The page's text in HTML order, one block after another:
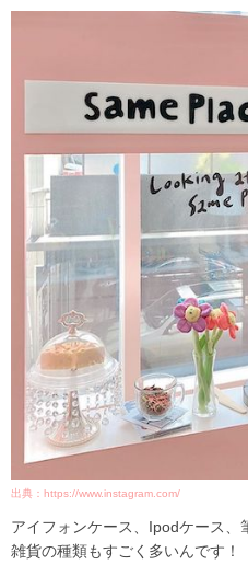
出典：https://www.instagram.com/
アイフォンケース、Ipodケース、
雑貨の種類もすごく多いんです！